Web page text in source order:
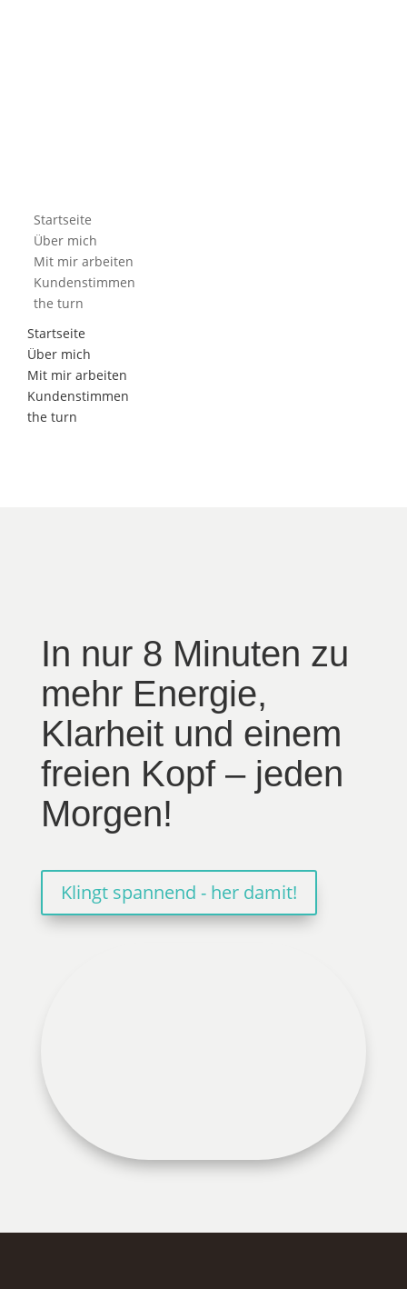
Startseite
Über mich
Mit mir arbeiten
Kundenstimmen
the turn
Startseite
Über mich
Mit mir arbeiten
Kundenstimmen
the turn
In nur 8 Minuten zu
mehr Energie,
Klarheit und einem
freien Kopf – jeden
Morgen!
Klingt spannend - her damit!